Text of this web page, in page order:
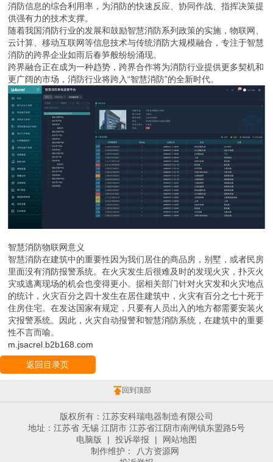
消防信息的综合利用率，为消防的快速反应、协同作战、指挥决策提
供强有力的技术支撑。
随着我国消防行业的发展和鼓励智慧消防系列政策的实施，物联网、
云计算、移动互联网等信息技术与传统消防大规模融合，专注于智慧
消防的跨界企业如雨后春笋般纷纷涌现。
跨界融合正在成为一种趋势，跨界合作将为消防行业提供更多契机和
更广阔的市场，消防行业将跨入“智慧消防”的全新时代。
智慧消防物联网意义
智慧消防在建筑中的重要性因为我们居住的商品房，别墅，或者民房
里面没有消防报警系统。在火灾发生后很难及时的发现火灾，扑灭火
灾或逃离现场的机会也变得更小。据相关部门针对火灾发和火灾地点
的统计，火灾百分之四十发生在居住建筑中，火灾有百分之七十死于
住房住宅。在发达国家有规定，只要有人员出入的地方都需要安装火
灾报警系统。因此，火灾自动报警和智慧消防系统，在建筑中的重要
性不言而喻。
m.jsacrel.b2b168.com
返回目录页
回到顶部
版权所有：江苏安科瑞电器制造有限公司
地址：江苏省 无锡 江阴市 江苏省江阴市南闸镇东盟路5号
电脑版
| 投诉举报 |
网站地图
制作维护：
八方资源网